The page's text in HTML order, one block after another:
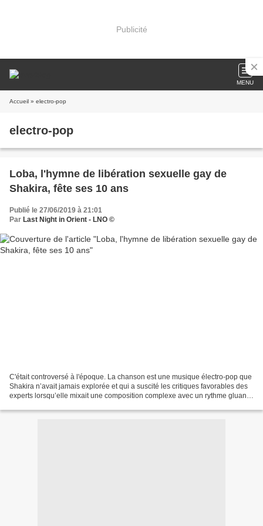
Publicité
MENU
Accueil » electro-pop
electro-pop
Loba, l'hymne de libération sexuelle gay de
Shakira, fête ses 10 ans
Publié le 27/06/2019 à 21:01
Par Last Night in Orient - LNO ©
C'était controversé à l'époque. La chanson est une musique électro-pop que
Shakira n’avait jamais explorée et qui a suscité les critiques favorables des
experts lorsqu’elle mixait une composition complexe avec un rythme gluant,